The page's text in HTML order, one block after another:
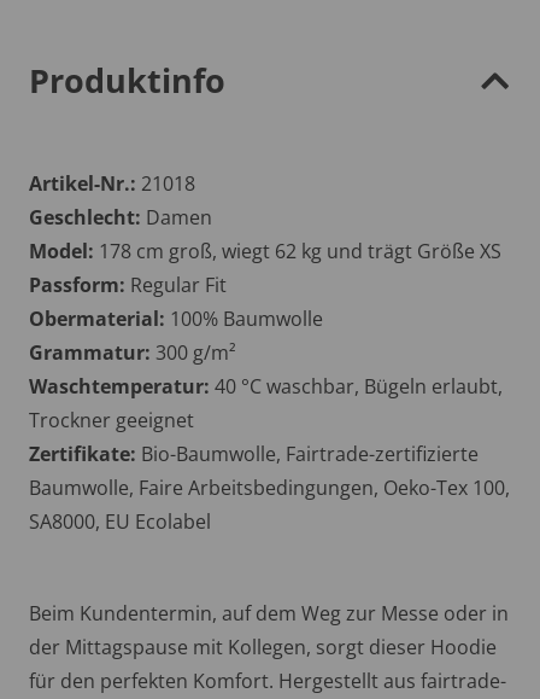
Produktinfo
Artikel-Nr.: 21018
Geschlecht: Damen
Model: 178 cm groß, wiegt 62 kg und trägt Größe XS
Passform: Regular Fit
Obermaterial: 100% Baumwolle
Grammatur: 300 g/m²
Waschtemperatur: 40 °C waschbar, Bügeln erlaubt,
Trockner geeignet
Zertifikate: Bio-Baumwolle, Fairtrade-zertifizierte
Baumwolle, Faire Arbeitsbedingungen, Oeko-Tex 100,
SA8000, EU Ecolabel
Beim Kundentermin, auf dem Weg zur Messe oder in
der Mittagspause mit Kollegen, sorgt dieser Hoodie
für den perfekten Komfort. Hergestellt aus fairtrade-